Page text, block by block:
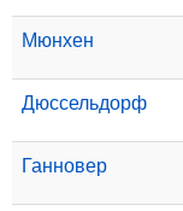
Мюнхен
Дюссельдорф
Ганновер